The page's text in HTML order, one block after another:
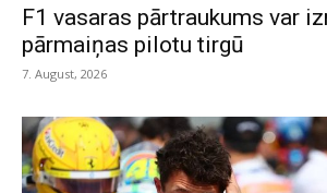
F1 vasaras pārtraukums var
pārmaiņas pilotu tirgū
7. August, 2026